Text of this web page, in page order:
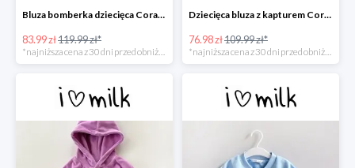
Bluza bomberka dziecięca Coral Blush -30%
83.99 zł119.99 zł*
*najniższa cena z 30 dni przed obniżką
Dziecięca bluza z kapturem Coral Blush -30%
76.98 zł109.99 zł*
*najniższa cena z 30 dni przed obniżką